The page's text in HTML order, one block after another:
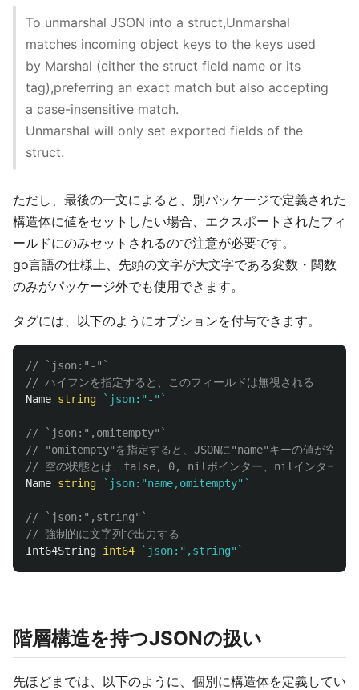
To unmarshal JSON into a struct,Unmarshal
matches incoming object keys to the keys used
by Marshal (either the struct field name or its
tag),preferring an exact match but also accepting
a case-insensitive match.
Unmarshal will only set exported fields of the
struct.
ただし、最後の一文によると、別パッケージで定義された
構造体に値をセットしたい場合、エクスポートされたフィ
ールドにのみセットされるので注意が必要です。
go言語の仕様上、先頭の文字が大文字である変数・関数
のみがパッケージ外でも使用できます。
タグには、以下のようにオプションを付与できます。
// `json:"-"`
// ハイフンを指定すると、このフィールドは無視される
Name string `json:"-"`
// `json:",omitempty"`
// "omitempty"を指定すると、JSONに"name"キーの値が空の
// 空の状態とは、false, 0, nilポインター、nilインターフ
Name string `json:"name,omitempty"`
// `json:",string"`
// 強制的に文字列で出力する
Int64String int64 `json:",string"`
階層構造を持つJSONの扱い
先ほどまでは、以下のように、個別に構造体を定義してい